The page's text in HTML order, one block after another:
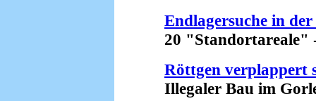
Endlagersuche in der
20 "Standortareale" -
Röttgen verplappert
Illegaler Bau im